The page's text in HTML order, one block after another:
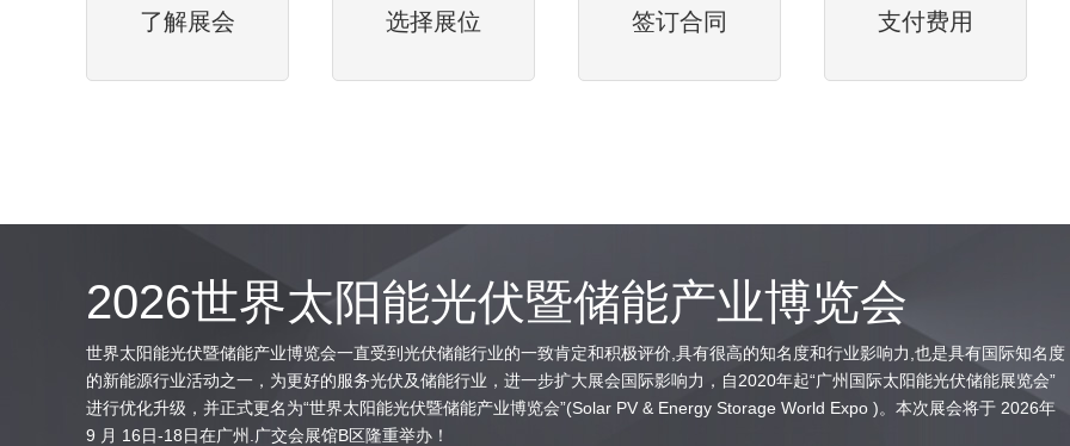
了解展会 选择展位 签订合同 支付费用
2026世界太阳能光伏暨储能产业博览会
世界太阳能光伏暨储能产业博览会一直受到光伏储能行业的一致肯定和积极评价,具有很高的知名度和行业影响力,也是具有国际知名度
的新能源行业活动之一，为更好的服务光伏及储能行业，进一步扩大展会国际影响力，自2020年起“广州国际太阳能光伏储能展览会”
进行优化升级，并正式更名为“世界太阳能光伏暨储能产业博览会”(Solar PV & Energy Storage World Expo )。本次展会将于 2026年
9 月 16日-18日在广州.广交会展馆B区隆重举办！